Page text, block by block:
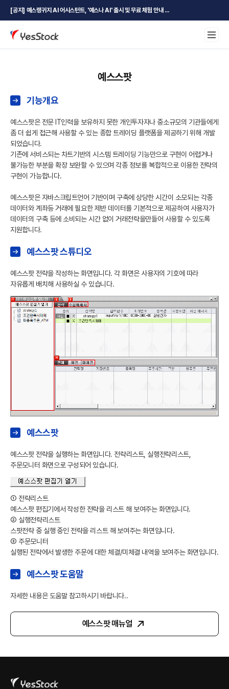
[공지] 예스랭귀지 AI 어시스턴트, '예스나 AI' 출시 및 무료 체험 안내 ...
예스스팟
기능개요
예스스팟은 전문 IT인력을 보유하지 못한 개인투자자나 중소규모의 기관들에게
좀 더 쉽게 접근해 사용할 수 있는 종합 트레이딩 플랫폼을 제공하기 위해 개발
되었습니다.
기존에 서비스되는 차트기반의 시스템 트레이딩 기능만으로 구현이 어렵거나
불가능한 부분을 확장 보완할 수 있으며 각종 정보를 복합적으로 이용한 전략의
구현이 가능합니다.
예스스팟은 자바스크립트언어 기반이며 구축에 상당한 시간이 소모되는 각종
데이터와 계좌등 거래에 필요한 제반 데이터를 기본적으로 제공하여 사용자가
데이터의 구축 등에 소비되는 시간 없이 거래전략을만들어 사용할 수 있도록
지원합니다.
예스스팟 스튜디오
예스스팟 전략을 작성하는 화면입니다. 각 화면은 사용자의 기호에 따라
자유롭게 배치해 사용하실 수 있습니다.
예스스팟
예스스팟 전략을 실행하는 화면입니다. 전략리스트, 실행전략리스트,
주문모니터 화면으로 구성되어 있습니다.
① 전략리스트
예스스팟 편집기에서 작성한 전략을 리스트 해 보여주는 화면입니다.
② 실행전략리스트
스팟전략 중 실행 중인 전략을 리스트 해 보여주는 화면입니다.
③ 주문모니터
실행된 전략에서 발생한 주문에 대한 체결/미체결 내역을 보여주는 화면입니다.
예스스팟 도움말
자세한 내용은 도움말 참고하시기 바랍니다..
예스스팟 매뉴얼